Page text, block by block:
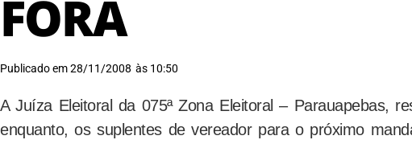
FORA
Publicado em28/11/2008 às 10:50
A Juíza Eleitoral da 075ª Zona Eleitoral – Parauapebas,
enquanto, os suplentes de vereador para o próximo